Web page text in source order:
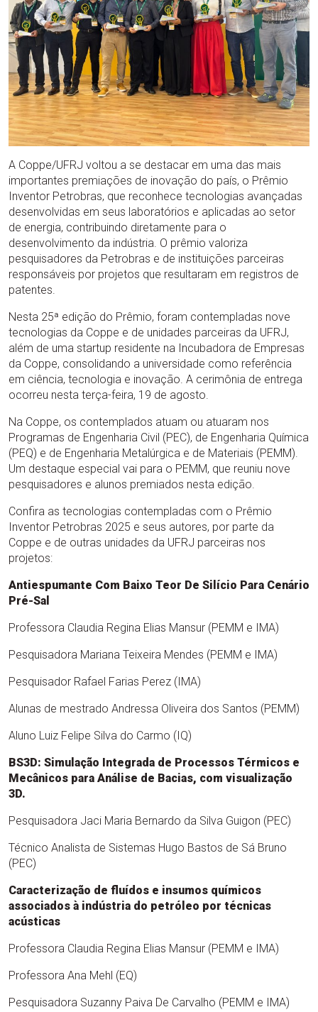
A Coppe/UFRJ voltou a se destacar em uma das mais
importantes premiações de inovação do país, o Prêmio
Inventor Petrobras, que reconhece tecnologias avançadas
desenvolvidas em seus laboratórios e aplicadas ao setor
de energia, contribuindo diretamente para o
desenvolvimento da indústria. O prêmio valoriza
pesquisadores da Petrobras e de instituições parceiras
responsáveis por projetos que resultaram em registros de
patentes.
Nesta 25ª edição do Prêmio, foram contempladas nove
tecnologias da Coppe e de unidades parceiras da UFRJ,
além de uma startup residente na Incubadora de Empresas
da Coppe, consolidando a universidade como referência
em ciência, tecnologia e inovação. A cerimônia de entrega
ocorreu nesta terça-feira, 19 de agosto.
Na Coppe, os contemplados atuam ou atuaram nos
Programas de Engenharia Civil (PEC), de Engenharia Química
(PEQ) e de Engenharia Metalúrgica e de Materiais (PEMM).
Um destaque especial vai para o PEMM, que reuniu nove
pesquisadores e alunos premiados nesta edição.
Confira as tecnologias contempladas com o Prêmio
Inventor Petrobras 2025 e seus autores, por parte da
Coppe e de outras unidades da UFRJ parceiras nos
projetos:
Antiespumante Com Baixo Teor De Silício Para Cenário
Pré-Sal
Professora Claudia Regina Elias Mansur (PEMM e IMA)
Pesquisadora Mariana Teixeira Mendes (PEMM e IMA)
Pesquisador Rafael Farias Perez (IMA)
Alunas de mestrado Andressa Oliveira dos Santos (PEMM)
Aluno Luiz Felipe Silva do Carmo (IQ)
BS3D: Simulação Integrada de Processos Térmicos e
Mecânicos para Análise de Bacias, com visualização
3D.
Pesquisadora Jaci Maria Bernardo da Silva Guigon (PEC)
Técnico Analista de Sistemas Hugo Bastos de Sá Bruno
(PEC)
Caracterização de fluídos e insumos químicos
associados à indústria do petróleo por técnicas
acústicas
Professora Claudia Regina Elias Mansur (PEMM e IMA)
Professora Ana Mehl (EQ)
Pesquisadora Suzanny Paiva De Carvalho (PEMM e IMA)